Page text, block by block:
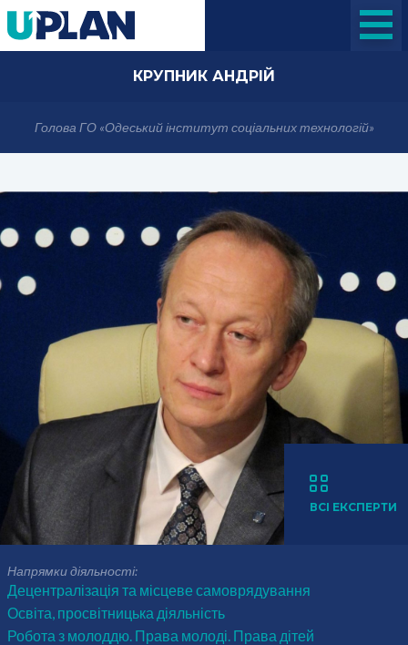
КРУПНИК АНДРІЙ
Голова ГО «Одеський інститут соціальних технологій»
ВСІ ЕКСПЕРТИ
Напрямки діяльності:
Децентралізація та місцеве самоврядування
Освіта, просвітницька діяльність
Робота з молоддю. Права молоді. Права дітей